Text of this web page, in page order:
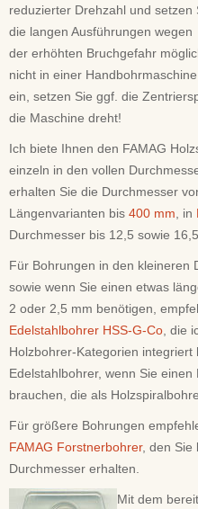
reduzierter Drehzahl und setzen
die langen Ausführungen wegen
der erhöhten Bruchgefahr
nicht in einer Handbohrmaschine
ein, setzen Sie ggf. die
die Maschine dreht!
Ich biete Ihnen den FAMAG
einzeln in den vollen
erhalten Sie die Durchmesser
Längenvarianten bis 400 mm , in
Durchmesser bis 12,5 sowie
Für Bohrungen in den kleineren
sowie wenn Sie einen etwas
2 oder 2,5 mm benötigen,
Edelstahlbohrer HSS-G-Co , die
Holzbohrer-Kategorien
Edelstahlbohrer, wenn Sie
brauchen, die als
Für größere Bohrungen
FAMAG Forstnerbohrer, den Sie
Durchmesser erhalten.
Mit dem